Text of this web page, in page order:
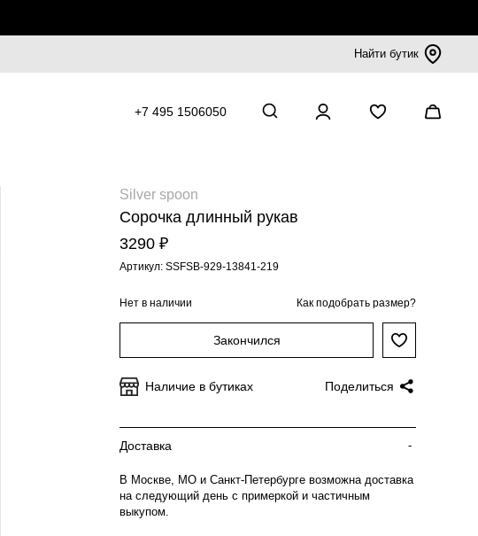
Найти бутик
+7 495 1506050
Silver spoon
Сорочка длинный рукав
3290 ₽
Артикул: SSFSB-929-13841-219
Нет в наличии Как подобрать размер?
Закончился
Наличие в бутиках Поделиться
Доставка -
В Москве, МО и Санкт-Петербурге возможна доставка
на следующий день с примеркой и частичным
выкупом.